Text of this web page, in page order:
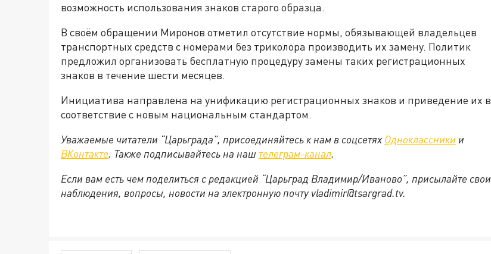
возможность использования знаков старого образца.
В своём обращении Миронов отметил отсутствие нормы, обязывающей владельцев
транспортных средств с номерами без триколора производить их замену. Политик
предложил организовать бесплатную процедуру замены таких регистрационных
знаков в течение шести месяцев.
Инициатива направлена на унификацию регистрационных знаков и приведение их в
соответствие с новым национальным стандартом.
Уважаемые читатели “Царьграда”, присоединяйтесь к нам в соцсетях Одноклассники и
ВКонтакте. Также подписывайтесь на наш телеграм-канал.
Если вам есть чем поделиться с редакцией “Царьград Владимир/Иваново”, присылайте свои
наблюдения, вопросы, новости на электронную почту vladimir@tsargrad.tv.